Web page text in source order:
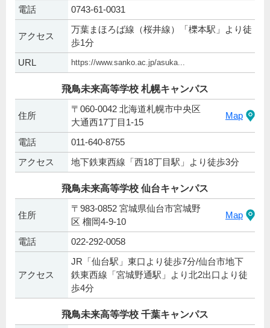
電話 0743-61-0031
アクセス
万葉まほろば線（桜井線）「櫟本駅」より徒
歩1分
URL
https://www.sanko.ac.jp/asuka...
飛鳥未来高等学校 札幌キャンパス
住所
〒060-0042 北海道札幌市中央区
大通西17丁目1-15
Map
電話
011-640-8755
アクセス
地下鉄東西線「西18丁目駅」より徒歩3分
飛鳥未来高等学校 仙台キャンパス
住所
〒983-0852 宮城県仙台市宮城野
区 榴岡4-9-10
Map
電話 022-292-0058
アクセス
JR「仙台駅」東口より徒歩7分/仙台市地下
鉄東西線「宮城野通駅」より北2出口より徒
歩4分
飛鳥未来高等学校 千葉キャンパス